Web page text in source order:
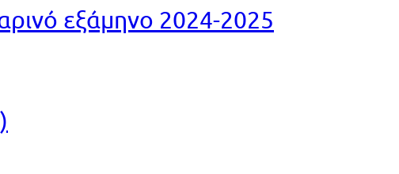
εξάμηνο 2024-2025